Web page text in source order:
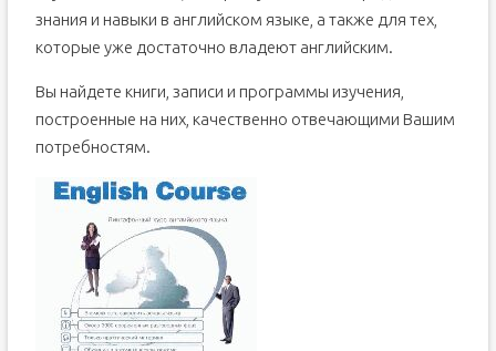
знания и навыки в английском языке, а также для тех,
которые уже достаточно владеют английским.
Вы найдете книги, записи и программы изучения,
построенные на них, качественно отвечающими Вашим
потребностям.